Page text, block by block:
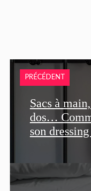
PRÉCÉDENT
Sacs à
dos…
son dressing